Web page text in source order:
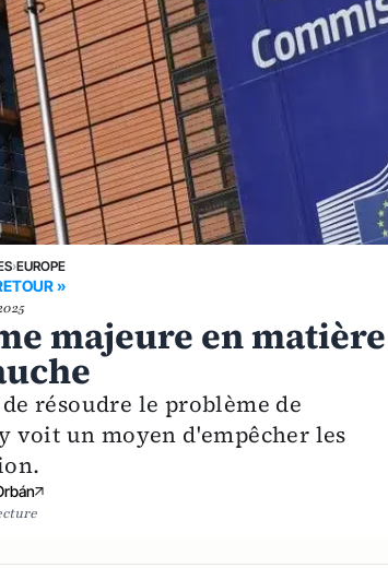
›EUROPE
»
majeure en matière
résoudre le problème de
un moyen d'empêcher les